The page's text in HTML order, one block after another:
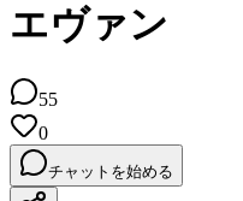
エヴァン
55
0
チャットを始める